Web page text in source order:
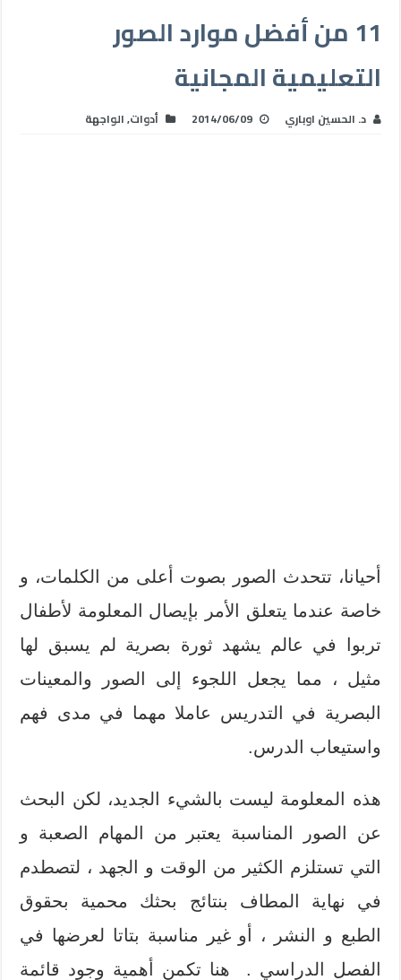
11 من أفضل موارد الصور
التعليمية المجانية
د. الحسين اوباري 2014/06/09 أدوات,الواجهة
أحيانا، تتحدث الصور بصوت أعلى من الكلمات، و
خاصة عندما يتعلق الأمر بإيصال المعلومة لأطفال
تربوا في عالم يشهد ثورة بصرية لم يسبق لها
مثيل ، مما يجعل اللجوء إلى الصور والمعينات
البصرية في التدريس عاملا مهما في مدى فهم
واستيعاب الدرس.
هذه المعلومة ليست بالشيء الجديد، لكن البحث
عن الصور المناسبة يعتبر من المهام الصعبة و
التي تستلزم الكثير من الوقت و الجهد ، لتصطدم
في نهاية المطاف بنتائج بحثك محمية بحقوق
الطبع و النشر ، أو غير مناسبة بتاتا لعرضها في
الفصل الدراسي . هنا تكمن أهمية وجود قائمة